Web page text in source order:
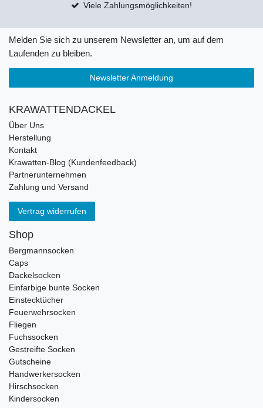
Viele Zahlungsmöglichkeiten!
Melden Sie sich zu unserem Newsletter an, um auf dem
Laufenden zu bleiben.
Newsletter Anmeldung
KRAWATTENDACKEL
Über Uns
Herstellung
Kontakt
Krawatten-Blog (Kundenfeedback)
Partnerunternehmen
Zahlung und Versand
Vertrag widerrufen
Shop
Bergmannsocken
Caps
Dackelsocken
Einfarbige bunte Socken
Einstecktücher
Feuerwehrsocken
Fliegen
Fuchssocken
Gestreifte Socken
Gutscheine
Handwerkersocken
Hirschsocken
Kindersocken